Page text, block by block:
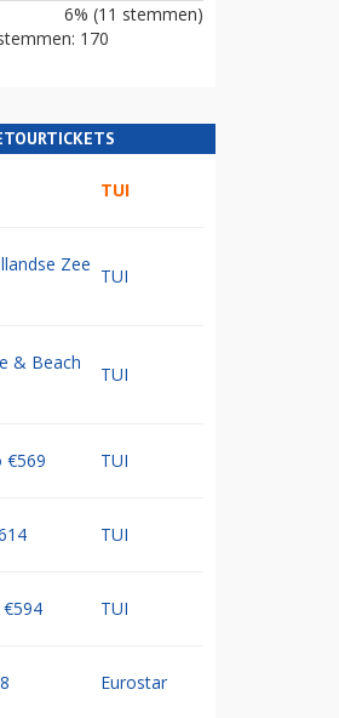
6% (11 stemmen)
170
TUI
Zee
TUI
& Beach
TUI
€569 TUI
TUI
TUI
Eurostar